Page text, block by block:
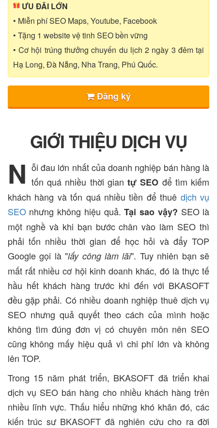
ƯU ĐÃI LỚN
• Miễn phí SEO Maps, Youtube, Facebook
• Tặng 1 website vệ tinh SEO bền vững
• Cơ hội trúng thưởng chuyến du lịch 2 ngày 3 đêm tại
Hạ Long, Đà Nẵng, Nha Trang, Phú Quốc.
Đăng ký
GIỚI THIỆU DỊCH VỤ
N ỗi đau lớn nhất của doanh nghiệp bán hàng là
tốn quá nhiều thời giantự SEO để tìm kiếm
khách hàng và tốn quá nhiều tiền để thuê dịch vụ
SEOnhưng không hiệu quả.Tại sao vậy? SEO là
một nghề và khi bạn bước chân vào làm SEO thì
phải tốn nhiều thời gian để học hỏi và đẩy TOP
Google gọi là "lấy công làm lãi". Tuy nhiên bạn sẽ
mất rất nhiều cơ hội kinh doanh khác, đó là thực tế
hầu hết khách hàng trước khi đến với BKASOFT
đều gặp phải. Có nhiều doanh nghiệp thuê dịch vụ
SEO nhưng quả quyết theo cách của mình hoặc
không tìm đúng đơn vị có chuyên môn nên SEO
cũng không mấy hiệu quả vì chi phí lớn và không
lên TOP.
Trong 15 năm phát triển, BKASOFT đã triển khai
dịch vụ SEO bán hàng cho nhiều khách hàng trên
nhiều lĩnh vực. Thấu hiểu những khó khăn đó, các
kiến trúc sư BKASOFT đã nghiên cứu cho ra đời